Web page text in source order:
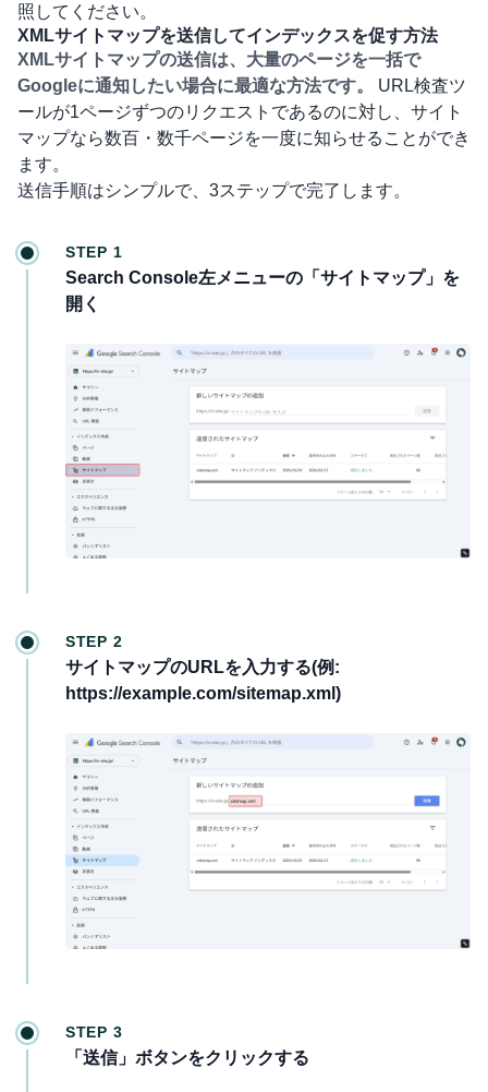
照してください。
XMLサイトマップを送信してインデックスを促す方法
XMLサイトマップの送信は、大量のページを一括で
Googleに通知したい場合に最適な方法です。
URL検査ツ
ールが1ページずつのリクエストであるのに対し、サイト
マップなら数百・数千ページを一度に知らせることができ
ます。
送信手順はシンプルで、3ステップで完了します。
STEP 1
Search Console左メニューの「サイトマップ」を
開く
STEP 2
サイトマップのURLを入力する(例:
https://example.com/sitemap.xml)
STEP 3
「送信」ボタンをクリックする